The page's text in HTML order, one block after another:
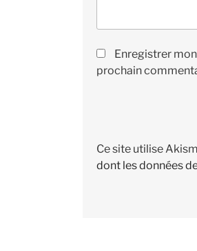
Enregistrer
prochain
Ce site utilise
dont les données